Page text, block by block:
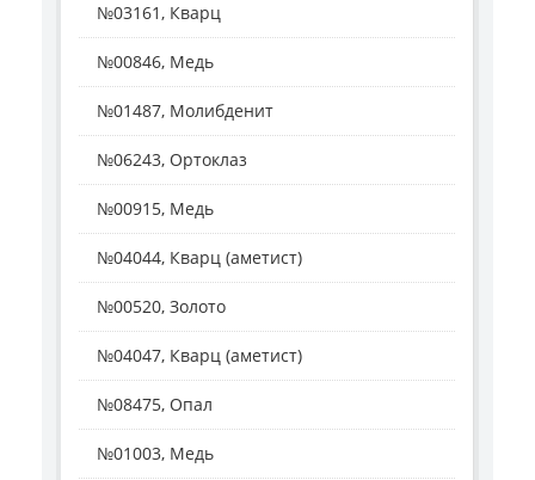
№03161, Кварц
№00846, Медь
№01487, Молибденит
№06243, Ортоклаз
№00915, Медь
№04044, Кварц (аметист)
№00520, Золото
№04047, Кварц (аметист)
№08475, Опал
№01003, Медь